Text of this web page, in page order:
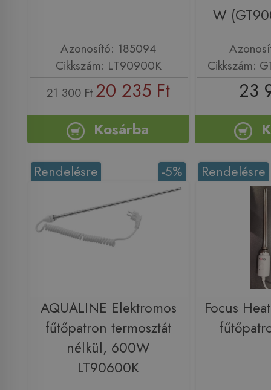
Azonosító: 185094
Cikkszám: LT90900K
21 300 Ft 20 235 Ft
Kosárba
W
Cikkszám:
23
-5%
Rendelésre
AQUALINE Elektromos
fűtőpatron termosztát
nélkül, 600W
LT90600K
Rendelésre
Focus